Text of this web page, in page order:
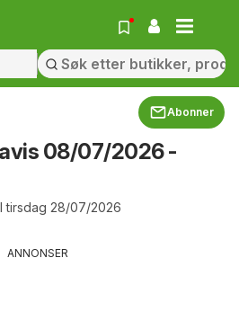
Abonner
08/07/2026 -
tirsdag 28/07/2026
ANNONSER